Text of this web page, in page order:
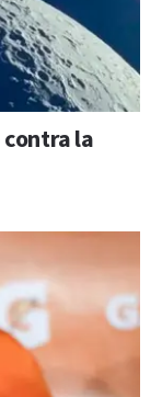
la